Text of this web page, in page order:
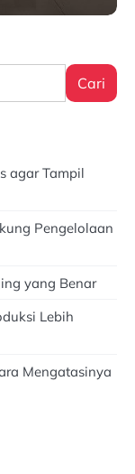
Cari
agar Tampil
Pengelolaan
yang Benar
Lebih
Mengatasinya